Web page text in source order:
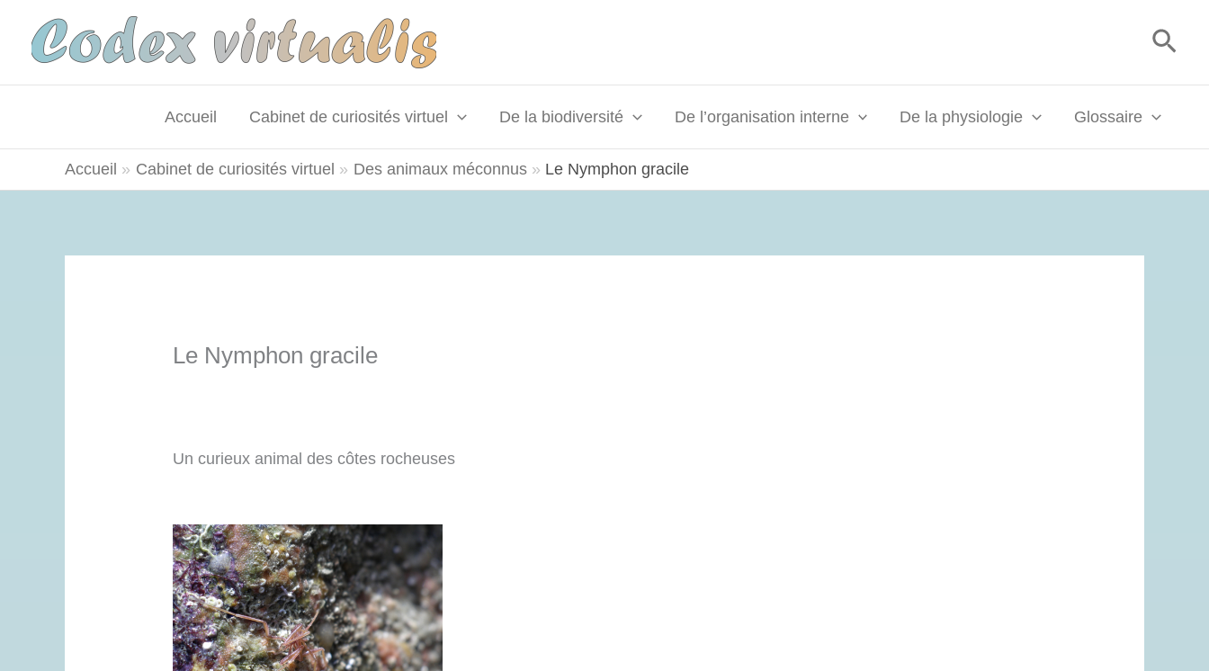
contenu
Accueil Cabinet de curiosités virtuel De la biodiversité De l’organisation interne De la physiologie Glossaire
Accueil Cabinet de curiosités virtuel Des animaux méconnus Le Nymphon gracile
Le Nymphon gracile
Un curieux animal des côtes rocheuses